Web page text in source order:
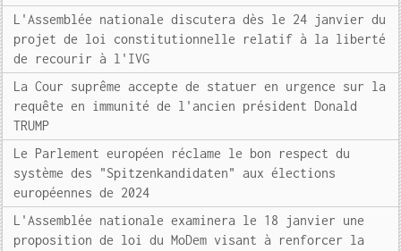
L'Assemblée nationale discutera dès le 24 janvier du
projet de loi constitutionnelle relatif à la liberté
de recourir à l'IVG
La Cour suprême accepte de statuer en urgence sur la
requête en immunité de l'ancien président Donald
TRUMP
Le Parlement européen réclame le bon respect du
système des "Spitzenkandidaten" aux élections
européennes de 2024
L'Assemblée nationale examinera le 18 janvier une
proposition de loi du MoDem visant à renforcer la